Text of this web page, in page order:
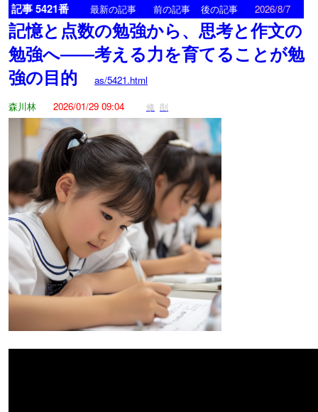
記事 5421番 最新の記事 前の記事 後の記事 2026/8/7
記憶と点数の勉強から、思考と作文の
勉強へ――考える力を育てることが勉
強の目的
as/5421.html
森川林
2026/01/29 09:04 修 削